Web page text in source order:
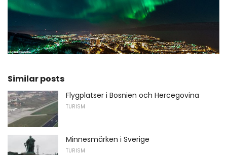
Similar posts
Flygplatser i Bosnien och Hercegovina
TURISM
Minnesmärken i Sverige
TURISM